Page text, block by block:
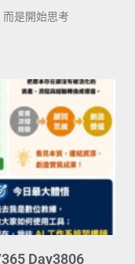
是開始思考
Day3806